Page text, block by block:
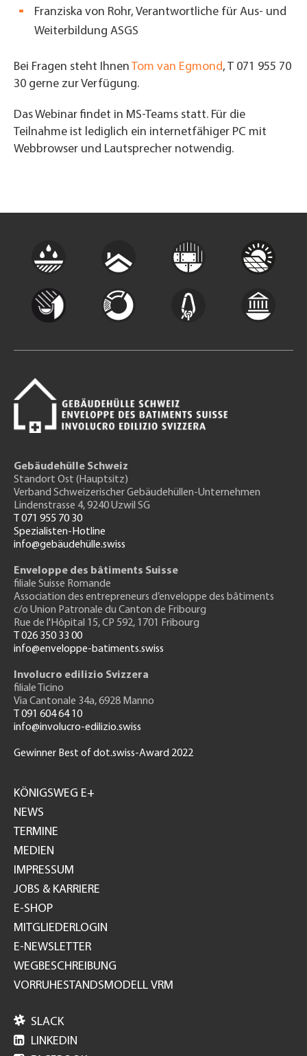
Franziska von Rohr, Verantwortliche für Aus- und
Weiterbildung ASGS
Bei Fragen steht Ihnen Tom van Egmond, T 071 955 70
30 gerne zur Verfügung.
Das Webinar findet in MS-Teams statt. Für die
Teilnahme ist lediglich ein internetfähiger PC mit
Webbrowser und Lautsprecher notwendig.
Gebäudehülle Schweiz
Standort Ost (Hauptsitz)
Verband Schweizerischer Gebäudehüllen-Unternehmen
Lindenstrasse 4, 9240 Uzwil SG
T 071 955 70 30
Spezialisten-Hotline
info@gebäudehülle.swiss
Enveloppe des bâtiments Suisse
filiale Suisse Romande
Association des entrepreneurs d’enveloppe des bâtiments
c/o Union Patronale du Canton de Fribourg
Rue de l'Hôpital 15, CP 592, 1701 Fribourg
T 026 350 33 00
info@enveloppe-batiments.swiss
Involucro edilizio Svizzera
filiale Ticino
Via Cantonale 34a, 6928 Manno
T 091 604 64 10
info@involucro-edilizio.swiss
Gewinner Best of dot.swiss-Award 2022
GH
KÖNIGSWEG E+
NEWS
TERMINE
MEDIEN
IMPRESSUM
JOBS & KARRIERE
E-SHOP
MITGLIEDERLOGIN
E-NEWSLETTER
WEGBESCHREIBUNG
VORRUHESTANDSMODELL VRM
 SLACK
 LINKEDIN